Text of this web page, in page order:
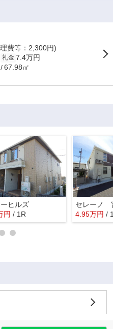
費等：2,300円)
礼金 7.4万円
67.98㎡
ヒルズ
円 / 1R
セレーノ
4.95万円 /